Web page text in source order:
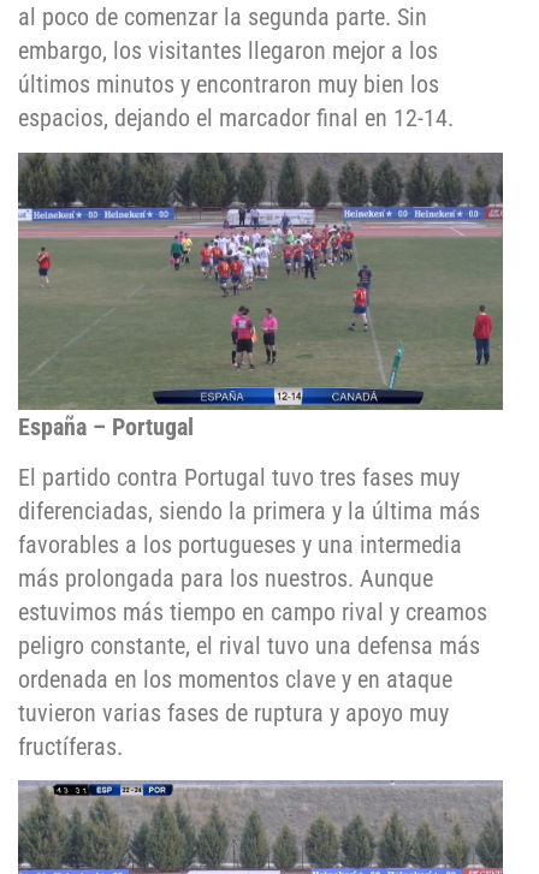
al poco de comenzar la segunda parte. Sin
embargo, los visitantes llegaron mejor a los
últimos minutos y encontraron muy bien los
espacios, dejando el marcador final en 12-14.
España – Portugal
El partido contra Portugal tuvo tres fases muy
diferenciadas, siendo la primera y la última más
favorables a los portugueses y una intermedia
más prolongada para los nuestros. Aunque
estuvimos más tiempo en campo rival y creamos
peligro constante, el rival tuvo una defensa más
ordenada en los momentos clave y en ataque
tuvieron varias fases de ruptura y apoyo muy
fructíferas.